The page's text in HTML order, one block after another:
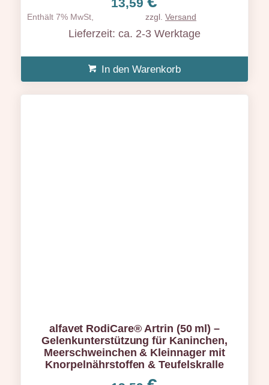
Enthält 7% MwSt, zzgl. Versand
Lieferzeit: ca. 2-3 Werktage
In den Warenkorb
alfavet RodiCare® Artrin (50 ml) –
Gelenkunterstützung für Kaninchen,
Meerschweinchen & Kleinnager mit
Knorpelnährstoffen & Teufelskralle